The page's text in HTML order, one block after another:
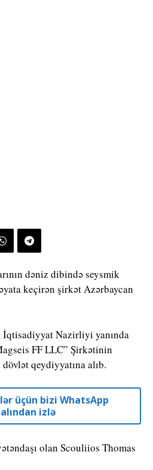
dəniz dibində seysmik
keçirən şirkət Azərbaycan
Nazirliyi yanında
FF LLC” Şirkətinin
qeydiyyatına alıb.
üçün bizi WhatsApp
izlə
olan Scouliios Thomas